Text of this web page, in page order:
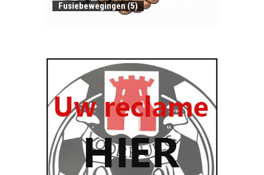
Fusiebewegingen (5)